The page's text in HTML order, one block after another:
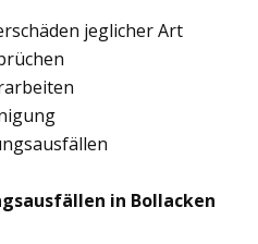
jeglicher Art
in Bollacken